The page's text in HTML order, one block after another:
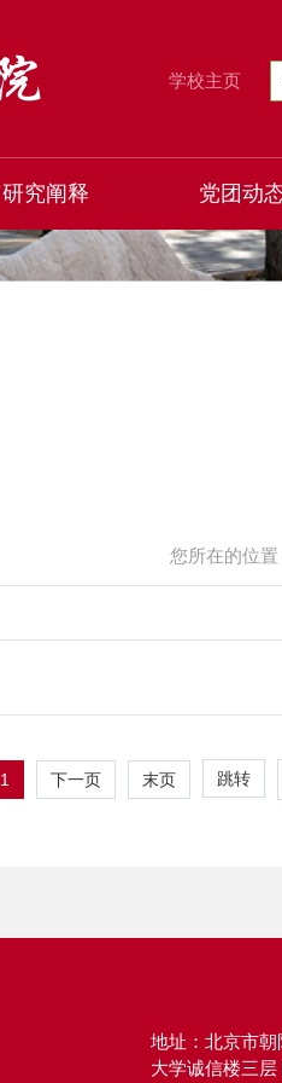
学校主页
研究阐释 党团动
您所在的位置
1 下一页 末页 跳转
地址：北京市
大学诚信楼三